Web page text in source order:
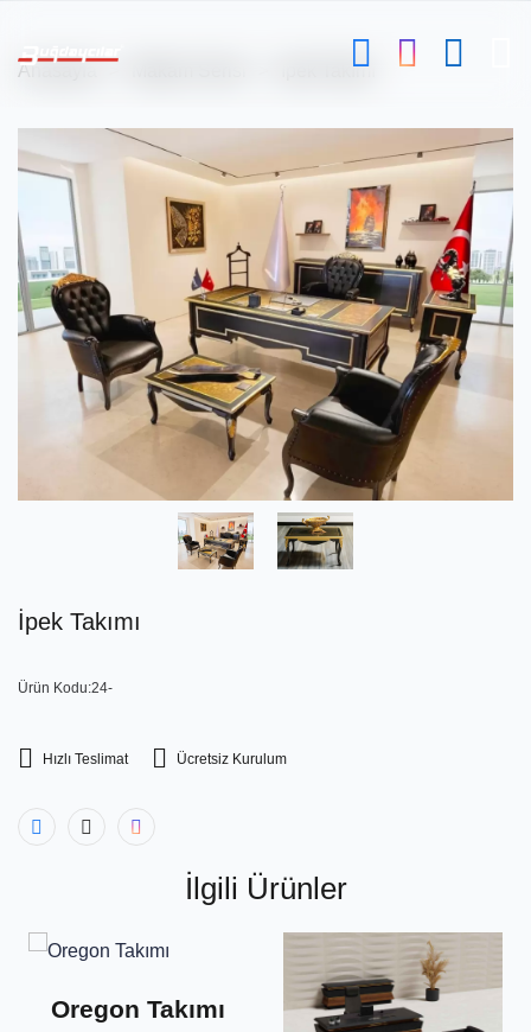
Anasayfa İpek Takımı
İpek Takımı
Ürün Kodu:24-
Hızlı Teslimat Ücretsiz Kurulum
İlgili Ürünler
Oregon Takımı